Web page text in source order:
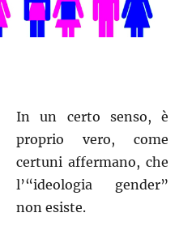
In un certo senso, è
proprio vero, come
certuni affermano, che
l’“ideologia gender”
non esiste.